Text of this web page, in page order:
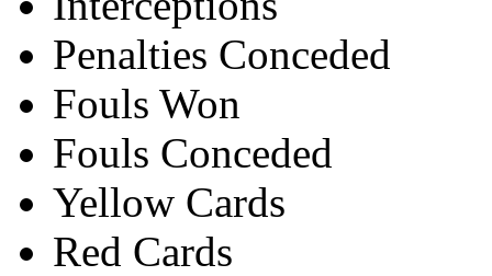
Penalties Conceded
Fouls Won
Fouls Conceded
Yellow Cards
Red Cards